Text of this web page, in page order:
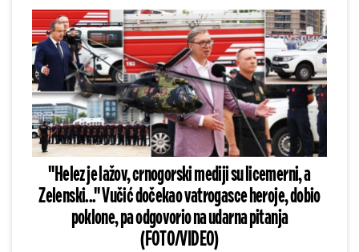
"Helez je lažov, crnogorski mediji su licemerni, a
Zelenski..." Vučić dočekao vatrogasce heroje, dobio
poklone, pa odgovorio na udarna pitanja
(FOTO/VIDEO)